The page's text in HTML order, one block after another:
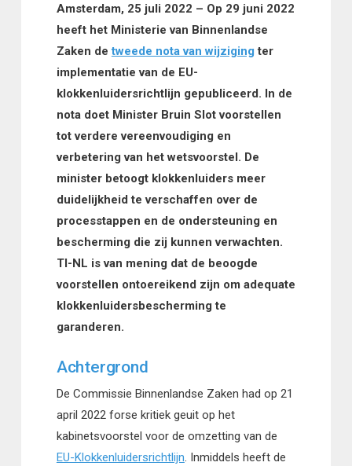
Amsterdam, 25 juli 2022 – Op 29 juni 2022
heeft het Ministerie van Binnenlandse
Zaken detweede nota van wijziging ter
implementatie van de EU-
klokkenluidersrichtlijn gepubliceerd. In de
nota doet Minister Bruin Slot voorstellen
tot verdere vereenvoudiging en
verbetering van het wetsvoorstel. De
minister betoogt klokkenluiders meer
duidelijkheid te verschaffen over de
processtappen en de ondersteuning en
bescherming die zij kunnen verwachten.
TI-NL is van mening dat de beoogde
voorstellen ontoereikend zijn om adequate
klokkenluidersbescherming te
garanderen.
Achtergrond
De Commissie Binnenlandse Zaken had op 21
april 2022 forse kritiek geuit op het
kabinetsvoorstel voor de omzetting van de
EU-Klokkenluidersrichtlijn. Inmiddels heeft de